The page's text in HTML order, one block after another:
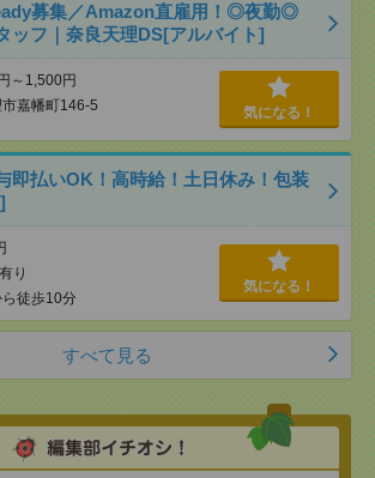
募集／Amazon直雇用！◎夜勤◎
ッフ｜奈良天理DS[アルバイト]
～1,500円
嘉幡町146-5 気になる！
即払いOK！高時給！土日休み！包装
り
徒歩10分
気になる！
すべて見る